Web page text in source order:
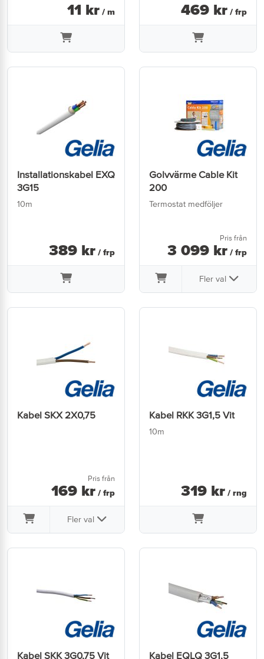
11 kr / m 469 kr / frp
Installationskabel EXQ
3G15
10m
389 kr / frp
Golvvärme Cable Kit
200
Termostat medföljer
Pris från
3 099 kr / frp
Fler val
Kabel SKX 2X0,75
Pris från
169 kr / frp
Fler val
Kabel RKK 3G1,5 Vit
10m
319 kr / rng
Kabel SKK 3G0,75 Vit Kabel EQLQ 3G1,5